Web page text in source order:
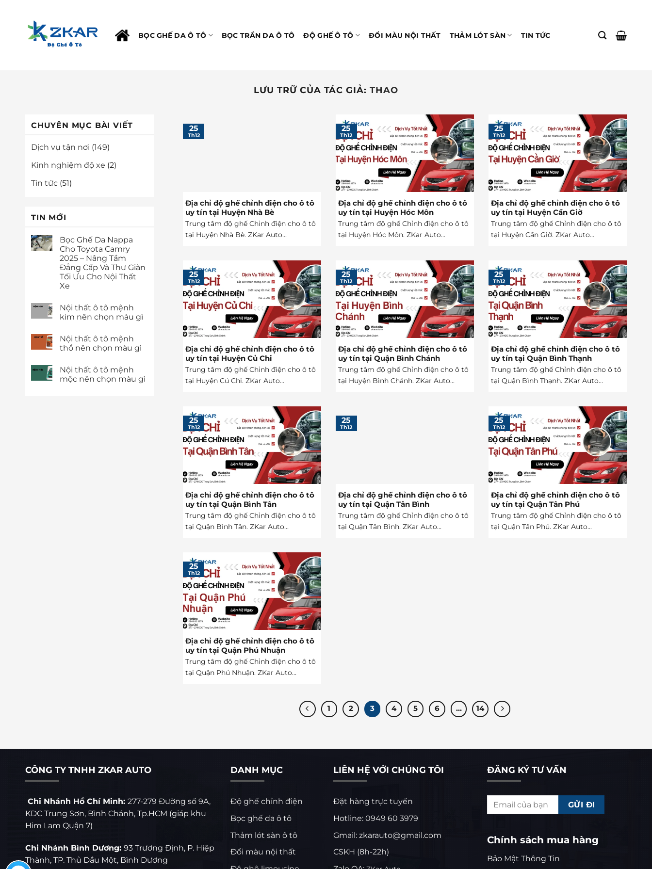
BỌC GHẾ DA Ô TÔ BỌC TRẦN DA Ô TÔ ĐỘ GHẾ Ô TÔ ĐỔI MÀU NỘI THẤT THẢM LÓT SÀN TIN TỨC
LƯU TRỮ CỦA TÁC GIẢ: THAO
CHUYÊN MỤC BÀI VIẾT
Dịch vụ tận nơi (149)
Kinh nghiệm độ xe (2)
Tin tức (51)
TIN MỚI
Bọc Ghế Da Nappa
Cho Toyota Camry
2025 – Nâng Tầm
Đẳng Cấp Và Thư Giãn
Tối Ưu Cho Nội Thất
Xe
Nội thất ô tô mệnh
kim nên chọn màu gì
Nội thất ô tô mệnh
thổ nên chọn màu gì
Nội thất ô tô mệnh
mộc nên chọn màu gì
Địa chỉ độ ghế chỉnh điện cho ô tô
uy tín tại Huyện Nhà Bè
Trung tâm độ ghế Chỉnh điện cho ô tô
tại Huyện Nhà Bè. ZKar Auto...
25
Th12
Địa chỉ độ ghế chỉnh điện cho ô tô
uy tín tại Huyện Hóc Môn
Trung tâm độ ghế Chỉnh điện cho ô tô
tại Huyện Hóc Môn. ZKar Auto...
25
Th12
Địa chỉ độ ghế chỉnh điện cho ô tô
uy tín tại Huyện Cần Giờ
Trung tâm độ ghế Chỉnh điện cho ô tô
tại Huyện Cần Giờ. ZKar Auto...
25
Th12
Địa chỉ độ ghế chỉnh điện cho ô tô
uy tín tại Huyện Củ Chi
Trung tâm độ ghế Chỉnh điện cho ô tô
tại Huyện Củ Chi. ZKar Auto...
25
Th12
Địa chỉ độ ghế chỉnh điện cho ô tô
uy tín tại Quận Bình Chánh
Trung tâm độ ghế Chỉnh điện cho ô tô
tại Huyện Bình Chánh. ZKar Auto...
25
Th12
Địa chỉ độ ghế chỉnh điện cho ô tô
uy tín tại Quận Bình Thạnh
Trung tâm độ ghế Chỉnh điện cho ô tô
tại Quận Bình Thạnh. ZKar Auto...
25
Th12
Địa chỉ độ ghế chỉnh điện cho ô tô
uy tín tại Quận Bình Tân
Trung tâm độ ghế Chỉnh điện cho ô tô
tại Quận Bình Tân. ZKar Auto...
25
Th12
Địa chỉ độ ghế chỉnh điện cho ô tô
uy tín tại Quận Tân Bình
Trung tâm độ ghế Chỉnh điện cho ô tô
tại Quận Tân Bình. ZKar Auto...
25
Th12
Địa chỉ độ ghế chỉnh điện cho ô tô
uy tín tại Quận Tân Phú
Trung tâm độ ghế Chỉnh điện cho ô tô
tại Quận Tân Phú. ZKar Auto...
25
Th12
Địa chỉ độ ghế chỉnh điện cho ô tô
uy tín tại Quận Phú Nhuận
Trung tâm độ ghế Chỉnh điện cho ô tô
tại Quận Phú Nhuận. ZKar Auto...
25
Th12
1 2 3 4 5 6 … 14
CÔNG TY TNHH ZKAR AUTO
Chi Nhánh Hồ Chí Minh: 277-279 Đường số 9A,
KDC Trung Sơn, Bình Chánh, Tp.HCM (giáp khu
Him Lam Quận 7)
Chi Nhánh Bình Dương: 93 Trương Định, P. Hiệp
Thành, TP. Thủ Dầu Một, Bình Dương
DANH MỤC
Độ ghế chỉnh điện
Bọc ghế da ô tô
Thảm lót sàn ô tô
Đổi màu nội thất
LIÊN HỆ VỚI CHÚNG TÔI
Đặt hàng trực tuyến
Hotline: 0949 60 3979
Gmail: zkarauto@gmail.com
CSKH (8h-22h)
ĐĂNG KÝ TƯ VẤN
Chính sách mua hàng
Bảo Mật Thông Tin